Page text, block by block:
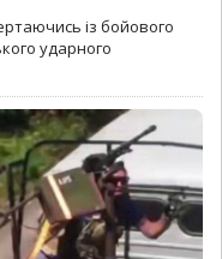
із бойового
ударного